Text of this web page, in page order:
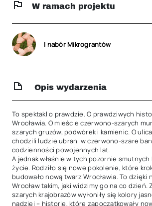
W ramach projektu
I nabór Mikrograntów
Opis wydarzenia
To spektakl o prawdzie. O prawdziwych
Wrocławia. O mieście czerwono-szarych
szarych gruzów, podwórek i kamienic. O
chodzili ludzie ubrani w czerwono-szare
codzienności powojennych lat.
A jednak właśnie w tych pozornie
życie. Rodziło się nowe pokolenie, które
budowało nową twarz Wrocławia. To dzięki
Wrocław takim, jaki widzimy go na co dzień.
szarych krajobrazów wyłoniły się kolory
nadziei – historie, które zapoczątkowały